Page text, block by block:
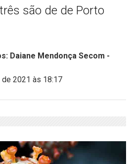
são de de Porto
Daiane Mendonça Secom -
2021 às 18:17